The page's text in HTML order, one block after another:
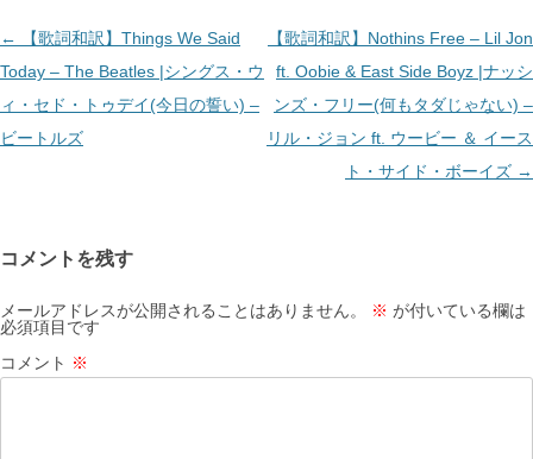
投
稿
ナ
ビ
ョ
ン
←
【歌詞和訳】Things We Said
Today – The Beatles |シングス・ウ
ィ・セド・トゥデイ(今日の誓い) –
ビートルズ
【歌詞和訳】Nothins Free – Lil Jon
ft. Oobie & East Side Boyz |ナッシ
ンズ・フリー(何もタダじゃない) –
リル・ジョン ft. ウービー ＆ イース
ト・サイド・ボーイズ →
コメントを残す
メールアドレスが公開されることはありません。 ※ が付いている欄は
必須項目です
コメント ※